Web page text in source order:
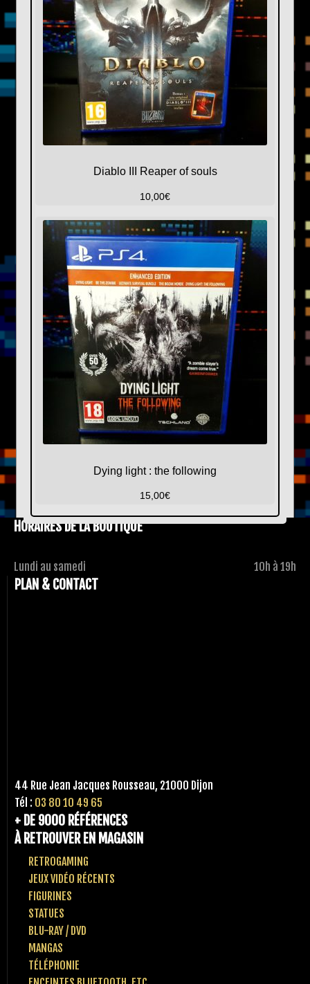
Diablo III Reaper of souls
10,00€
Dying light : the following
15,00€
HORAIRES DE LA BOUTIQUE
Lundi au samedi 10h à 19h
PLAN & CONTACT
44 Rue Jean Jacques Rousseau, 21000 Dijon
Tél : 03 80 10 49 65
+ DE 9000 RÉFÉRENCES
À RETROUVER EN MAGASIN
RETROGAMING
JEUX VIDÉO RÉCENTS
FIGURINES
STATUES
BLU-RAY / DVD
MANGAS
TÉLÉPHONIE